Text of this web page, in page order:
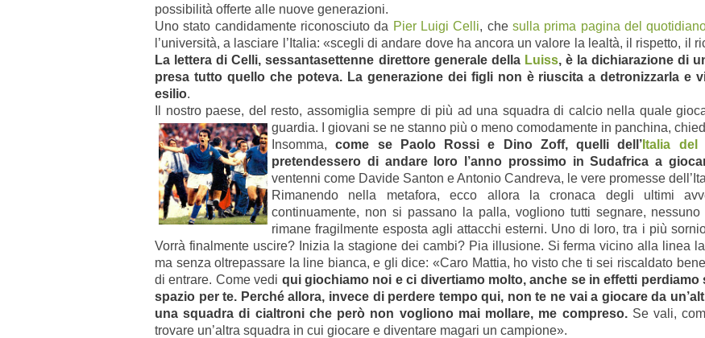
possibilità offerte alle nuove generazioni.
Uno stato candidamente riconosciuto da Pier Luigi Celli, che sulla prima pagina del
l’università, a lasciare l’Italia: «scegli di andare dove ha ancora un valore la lealtà, il rispetto, il
La lettera di Celli, sessantasettenne direttore generale della Luiss, è la dichiarazione di
presa tutto quello che poteva. La generazione dei figli non è riuscita a detronizzarla e
esilio.
Il nostro paese, del resto, assomiglia sempre di più ad una squadra di calcio nella quale
guardia.
I giovani se ne stanno più o meno comodamente in panchina,
Insomma,come se Paolo Rossi e Dino Zoff, quelli dell’ Italia del
pretendessero di andare loro l’anno prossimo in Sudafrica a
ventenni come Davide Santon e Antonio Candreva, le vere promesse
Rimanendo nella metafora, ecco allora la cronaca degli ultimi
continuamente, non si passano la palla, vogliono tutti segnare,
rimane fragilmente esposta agli attacchi esterni. Uno di loro, tra i più
Vorrà finalmente uscire? Inizia la stagione dei cambi? Pia illusione. Si ferma vicino alla linea
ma senza oltrepassare la line bianca, e gli dice: «Caro Mattia, ho visto che ti sei riscaldato
di entrare. Come vedi qui giochiamo noi e ci divertiamo molto, anche se in effetti perdiamo
spazio per te. Perché allora, invece di perdere tempo qui, non te ne vai a giocare da
una squadra di cialtroni che però non vogliono mai mollare, me compreso.Se vali,
trovare un’altra squadra in cui giocare e diventare magari un campione».